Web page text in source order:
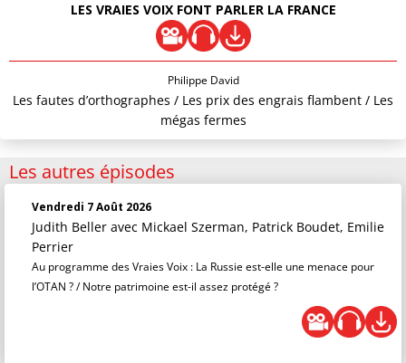
LES VRAIES VOIX FONT PARLER LA FRANCE
Philippe David
Les fautes d’orthographes / Les prix des engrais flambent / Les
mégas fermes
Les autres épisodes
Vendredi 7 Août 2026
Judith Beller avec Mickael Szerman, Patrick Boudet, Emilie
Perrier
Au programme des Vraies Voix : La Russie est-elle une menace pour
l’OTAN ? / Notre patrimoine est-il assez protégé ?